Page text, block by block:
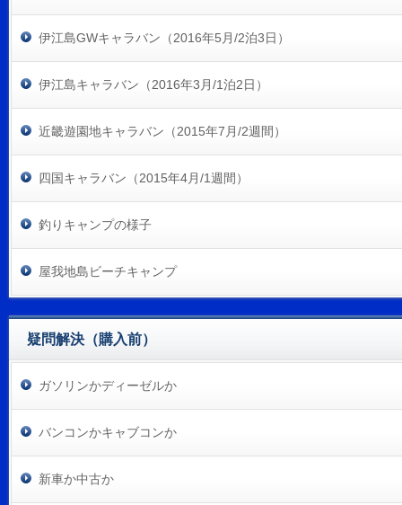
伊江島GWキャラバン（2016年5月/2泊3日）
伊江島キャラバン（2016年3月/1泊2日）
近畿遊園地キャラバン（2015年7月/2週間）
四国キャラバン（2015年4月/1週間）
釣りキャンプの様子
屋我地島ビーチキャンプ
疑問解決（購入前）
ガソリンかディーゼルか
バンコンかキャブコンか
新車か中古か